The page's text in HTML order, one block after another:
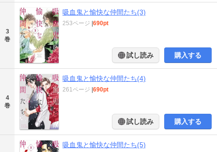
3
巻
吸血鬼と愉快な仲間たち(3)
253ページ 690pt
試し読み 購入する
4
巻
吸血鬼と愉快な仲間たち(4)
261ページ 690pt
試し読み 購入する
吸血鬼と愉快な仲間たち(5)